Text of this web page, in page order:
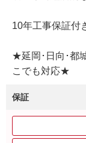
10年工事保証付
★延岡･日向･都
こでも対応★
保証